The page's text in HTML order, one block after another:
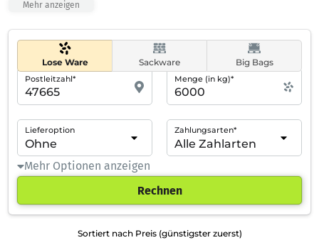
Mehr anzeigen
Lose Ware Sackware Big Bags
Postleitzahl* Menge (in kg)*
Lieferoption Zahlungsarten*
Mehr Optionen anzeigen
Rechnen
Sortiert nach Preis (günstigster zuerst)